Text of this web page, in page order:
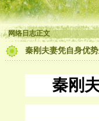
网络日志正文
秦刚夫妻凭自身优
秦刚